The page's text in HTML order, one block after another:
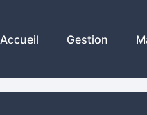
Accueil Gestion